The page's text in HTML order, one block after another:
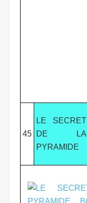
45
LE SECRET
DE LA
PYRAMIDE